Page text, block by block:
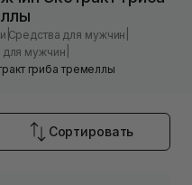
|Средства для мужчин
мужчин
гриба тремеллы
Сортировать